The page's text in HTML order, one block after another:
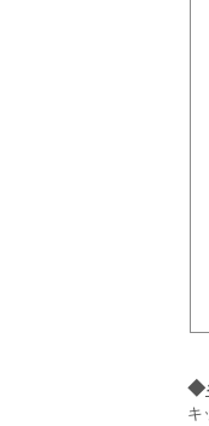
◆
キ